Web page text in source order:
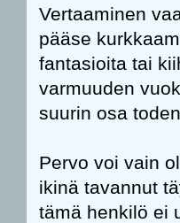
Vertaaminen
pääse
fantasioita tai
varmuuden
suurin osa
Pervo voi vain
ikinä tavannut
tämä henkilö ei